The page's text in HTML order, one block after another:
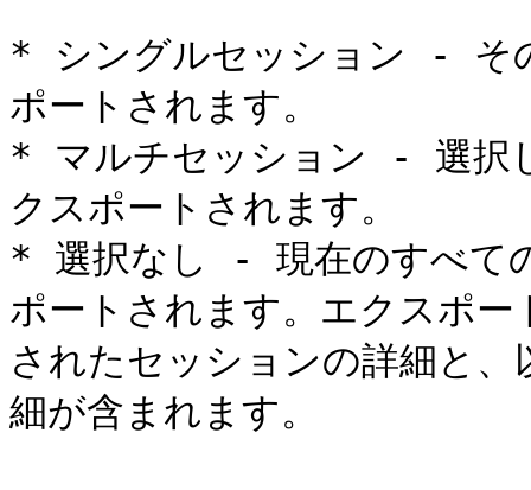
* シングルセッション - そ
ポートされます。
* マルチセッション - 選択
クスポートされます。
* 選択なし - 現在のすべて
ポートされます。エクスポ
されたセッションの詳細と
細が含まれます。